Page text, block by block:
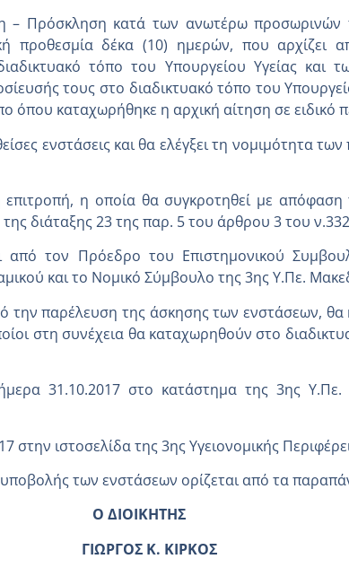
Πρόσκληση κατά των ανωτέρω προσωρινών
προθεσμία δέκα (10) ημερών, που αρχίζει
τόπο του Υπουργείου Υγείας και
τους στο διαδικτυακό τόπο του
όπου καταχωρήθηκε η αρχική αίτηση σε
ενστάσεις και θα ελέγξει τη νομιμότητα
η οποία θα συγκροτηθεί με απόφαση
διάταξης 23 της παρ. 5 του άρθρου 3 του
από τον Πρόεδρο του Επιστημονικού
και το Νομικό Σύμβουλο της 3ης Υ.Πε.
την παρέλευση της άσκησης των ενστάσεων, θα
στη συνέχεια θα καταχωρηθούν στο
31.10.2017 στο κατάστημα της 3ης
ιστοσελίδα της 3ης Υγειονομικής
των ενστάσεων ορίζεται από τα
ΚΙΡΚΟΣ